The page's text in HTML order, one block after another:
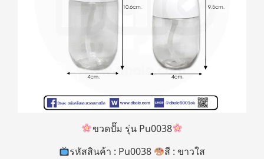
ขวดปั๊ม รุ่น Pu0038
รหัสสินค้า : Pu0038
สี : ขาวใส